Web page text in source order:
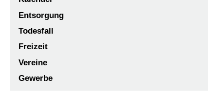
Entsorgung
Todesfall
Freizeit
Vereine
Gewerbe